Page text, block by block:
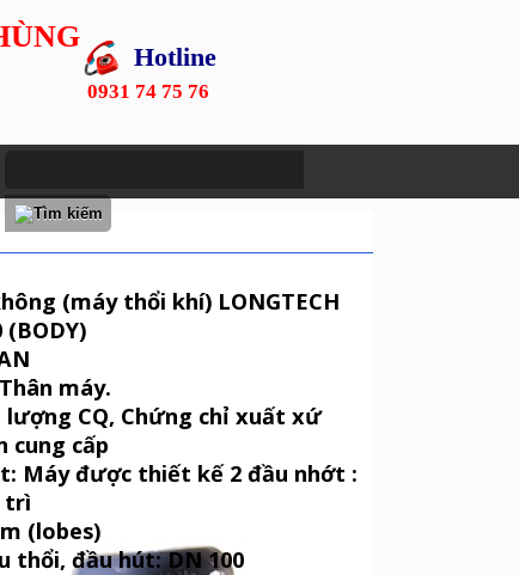
Hotline
0931 74 75 76
(máy thổi khí) LONGTECH
máy.
lượng CQ, Chứng chỉ xuất xứ
cung cấp
Máy được thiết kế 2 đầu nhớt :
trì
(lobes)
thổi, đầu hút: DN 100